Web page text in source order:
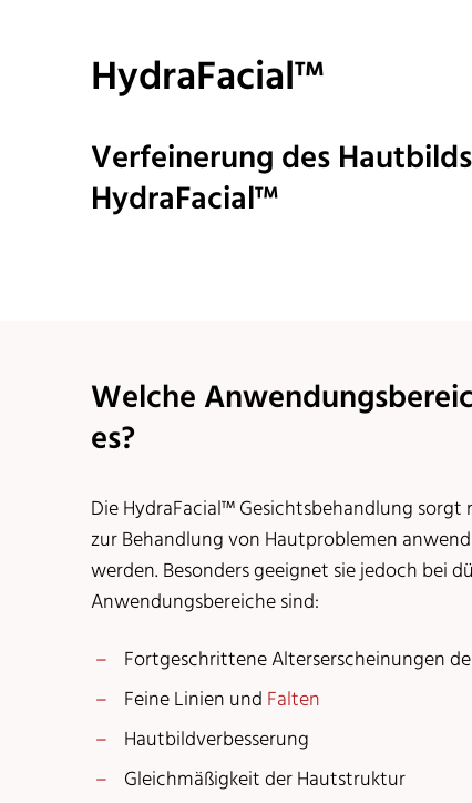
HydraFacial™
Verfeinerung des
HydraFacial™
Welche
es?
Die HydraFacial™ Gesichtsbehandlung
zur Behandlung von Hautproblemen
werden. Besonders geeignet sie jedoch bei
Anwendungsbereiche sind:
Fortgeschrittene Alterserscheinungen
Feine Linien und Falten
Hautbildverbesserung
Gleichmäßigkeit der Hautstruktur